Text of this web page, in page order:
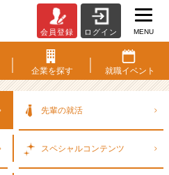
会員登録 ログイン MENU
企業を探す 就職イベント
先輩の就活
スペシャルコンテンツ